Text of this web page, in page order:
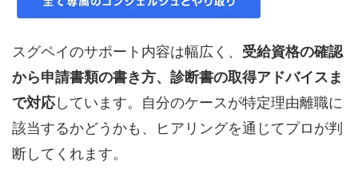
スグペイのサポート内容は幅広く、 受給資格の確認
から申請書類の書き方、診断書の取得アドバイスま
で対応しています。自分のケースが特定理由離職に
該当するかどうかも、ヒアリングを通じてプロが判
断してくれます。